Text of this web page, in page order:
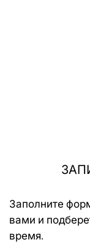
Заполните
вами и
время.